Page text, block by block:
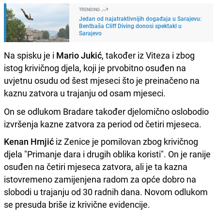
TRENDING
Jedan od najatraktivnijih događaja u Sarajevu:
Bentbaša Cliff Diving donosi spektakl u
Sarajevo
Na spisku je i Mario Jukić, također iz Viteza i zbog
istog krivičnog djela, koji je prvobitno osuđen na
uvjetnu osudu od šest mjeseci što je preinačeno na
kaznu zatvora u trajanju od osam mjeseci.
On se odlukom Bradare također djelomično oslobodio
izvršenja kazne zatvora za period od četiri mjeseca.
Kenan Hrnjić iz Zenice je pomilovan zbog krivičnog
djela "Primanje dara i drugih oblika koristi". On je ranije
osuđen na četiri mjeseca zatvora, ali je ta kazna
istovremeno zamijenjena radom za opće dobro na
slobodi u trajanju od 30 radnih dana. Novom odlukom
se presuda briše iz krivične evidencije.